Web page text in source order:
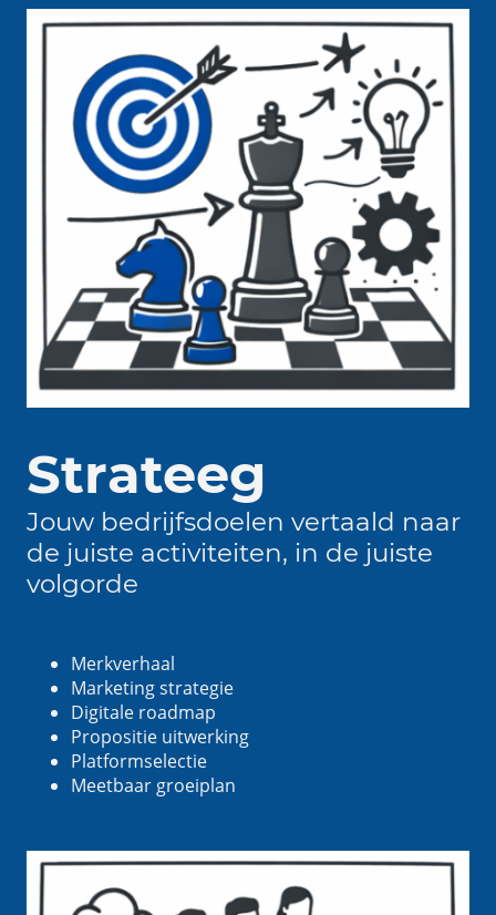
Strateeg
Jouw bedrijfsdoelen vertaald naar
de juiste activiteiten, in de juiste
volgorde
Merkverhaal
Marketing strategie
Digitale roadmap
Propositie uitwerking
Platformselectie
Meetbaar groeiplan